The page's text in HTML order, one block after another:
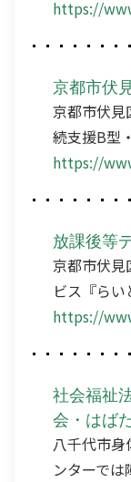
https://
京都市伏
京都市伏見
続支援B型
https://
放課後等
京都市伏見
ビス『らい
https://
社会福祉
会・はば
八千代市
ンターで